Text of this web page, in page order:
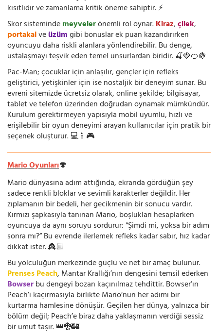
kısıtlıdır ve zamanlama kritik öneme sahiptir. ⚡
Skor sistemindemeyvelerönemli rol oynar.Kiraz,çilek,
portakalveüzümgibi bonuslar ek puan kazandırırken
oyuncuyu daha riskli alanlara yönlendirebilir. Bu denge,
ustalaşmayı teşvik eden temel unsurlardan biridir. 🍒🍓🍊🍇
Pac-Man; çocuklar için anlaşılır, gençler için refleks
geliştirici, yetişkinler için ise nostaljik bir deneyim sunar. Bu
evreni sitemizde ücretsiz olarak, online şekilde; bilgisayar,
tablet ve telefon üzerinden doğrudan oynamak mümkündür.
Kurulum gerektirmeyen yapısıyla mobil uyumlu, hızlı ve
erişilebilir bir oyun deneyimi arayan kullanıcılar için pratik bir
seçenek oluşturur. 💻📱🎮
Mario Oyunları🍄
Mario dünyasına adım attığında, ekranda gördüğün şey
sadece renkli bloklar ve sevimli karakterler değildir. Her
zıplamanın bir bedeli, her gecikmenin bir sonucu vardır.
Kırmızı şapkasıyla tanınan Mario, boşlukları hesaplarken
oyuncuya da aynı soruyu sordurur: “Şimdi mi, yoksa bir adım
sonra mı?” Bu evrende ilerlemek refleks kadar sabır, hız kadar
dikkat ister. 👸🏼
Bu yolculuğun merkezinde güçlü ve net bir amaç bulunur.
Prenses Peach, Mantar Krallığı’nın dengesini temsil ederken
Bowserbu dengeyi bozan kaçınılmaz tehdittir. Bowser’ın
Peach’i kaçırmasıyla birlikte Mario’nun her adımı bir
kurtarma hamlesine dönüşür. Geçilen her dünya, yalnızca bir
bölüm değil; Peach’e biraz daha yaklaşmanın verdiği sessiz
bir umut taşır. 👑🐉🏰